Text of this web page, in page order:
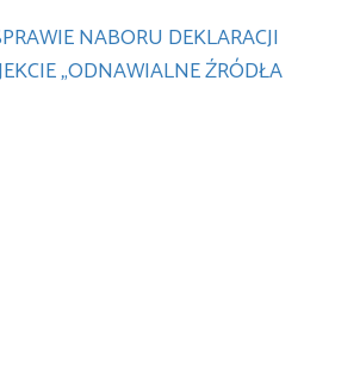
NABORU DEKLARACJI
„ODNAWIALNE ŹRÓDŁA